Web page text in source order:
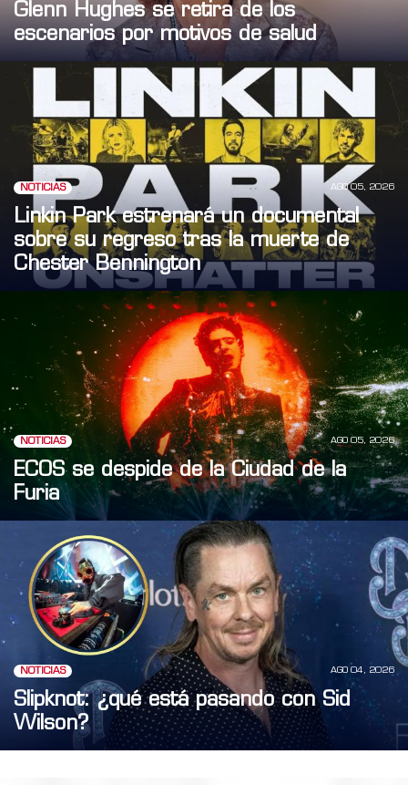
Glenn Hughes se retira de los
escenarios por motivos de salud
NOTICIAS AGO 05, 2026
Linkin Park estrenará un documental
sobre su regreso tras la muerte de
Chester Bennington
NOTICIAS AGO 05, 2026
ECOS se despide de la Ciudad de la
Furia
NOTICIAS AGO 04, 2026
Slipknot: ¿qué está pasando con Sid
Wilson?